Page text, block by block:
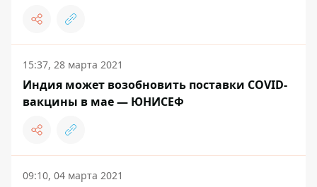
15:37, 28 марта 2021
Индия может возобновить поставки COVID-
вакцины в мае — ЮНИСЕФ
09:10, 04 марта 2021